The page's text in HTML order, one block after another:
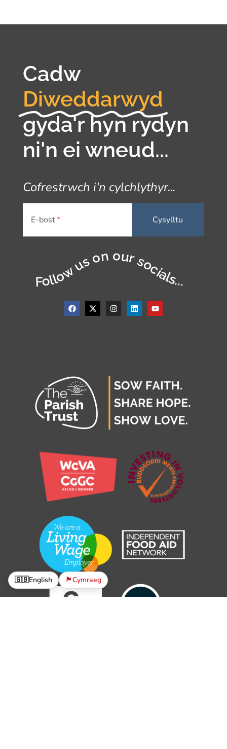
Cadw
Diweddarwyd
gyda'r hyn rydyn
ni'n ei wneud...
Cofrestrwch i'n cylchlythyr...
E-bost
Follow us on our socials...
🇬🇧English 🏴󠁧󠁢󠁷󠁬󠁳󠁿Cymraeg